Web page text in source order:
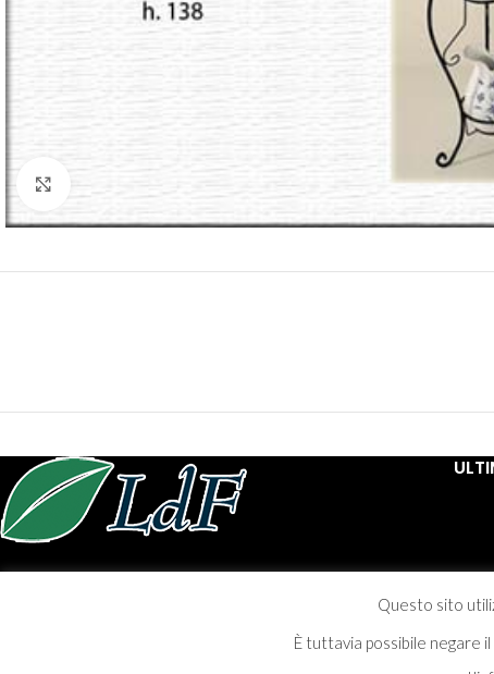
Click to enlarge
Progettazione realizzazione installazione ed assistenza post
Via Gualdo Tadino, 3 - Matigge di Trevi (PG)
Questo sito
È tuttavia possibile negare